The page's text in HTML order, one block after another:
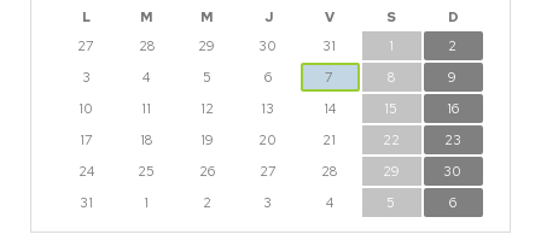
L M M J V S
D
27
28 29 30 31 1
2
3
4 5 6 7 8
9
10
11 12 13 14 15
16
17
18 19 20 21 22
23
24
25 26 27 28 29
30
31
1 2 3 4 5 6